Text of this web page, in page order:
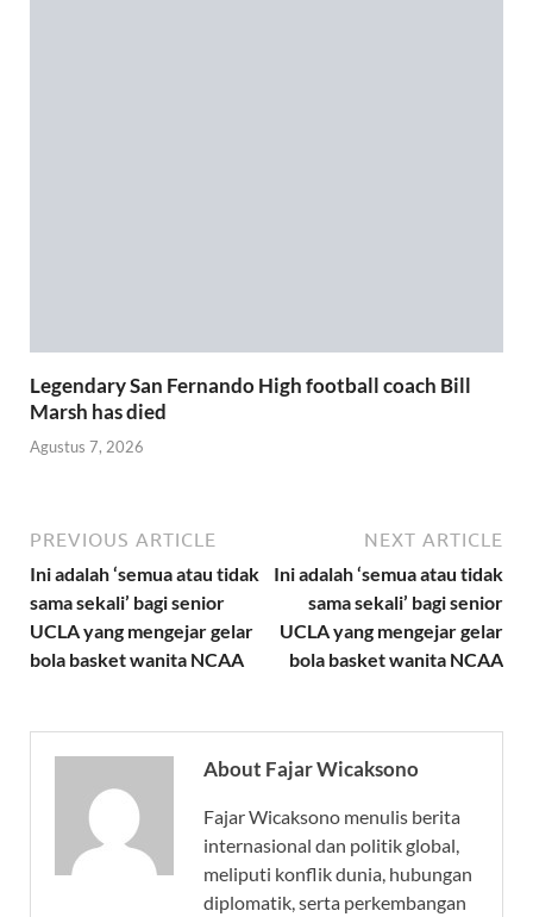
Legendary San Fernando High football coach Bill
Marsh has died
Agustus 7, 2026
PREVIOUS ARTICLE
Ini adalah ‘semua atau tidak
sama sekali’ bagi senior
UCLA yang mengejar gelar
bola basket wanita NCAA
NEXT ARTICLE
Ini adalah ‘semua atau tidak
sama sekali’ bagi senior
UCLA yang mengejar gelar
bola basket wanita NCAA
About Fajar Wicaksono
Fajar Wicaksono menulis berita
internasional dan politik global,
meliputi konflik dunia, hubungan
diplomatik, serta perkembangan